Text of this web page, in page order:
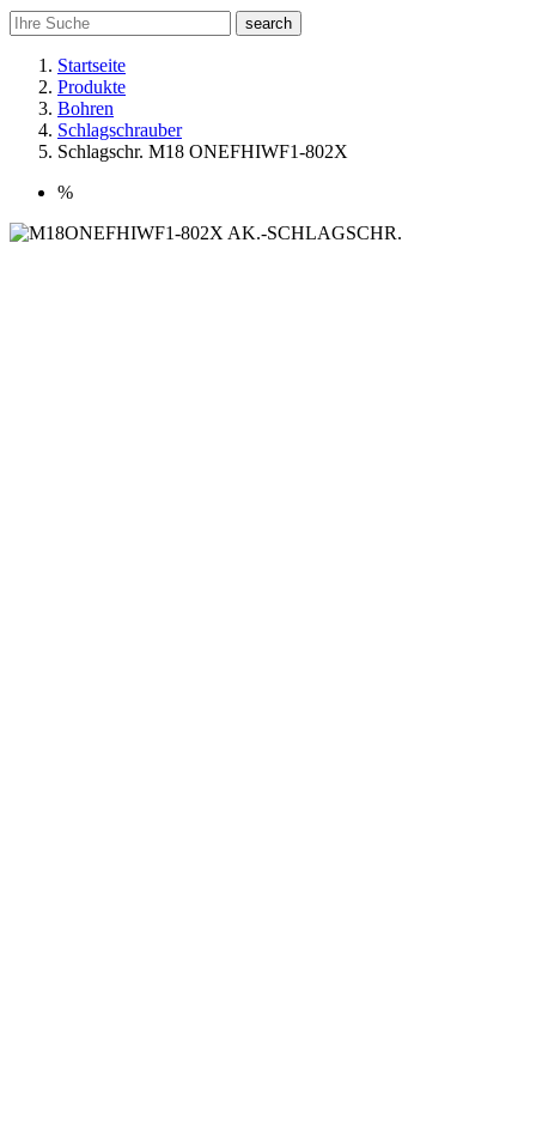
search
Startseite
Produkte
Bohren
Schlagschrauber
Schlagschr. M18 ONEFHIWF1-802X
%